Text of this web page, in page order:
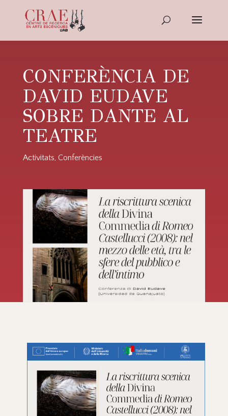
CONFERÈNCIA DE
DAVID EUDAVE
SOBRE DANTE AL
TEATRE
Activitats, Conferències